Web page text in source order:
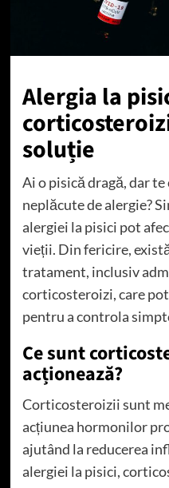
Alergia la
soluție
Ai o pisică dragă, dar
neplăcute de alergie?
alergiei la pisici pot
vieții. Din fericire,
tratament, inclusiv
corticosteroizi, care
pentru a controla
Ce sunt
acționează?
Corticosteroizii sunt
acțiunea hormonilor
ajutând la reducerea
alergiei la pisici,